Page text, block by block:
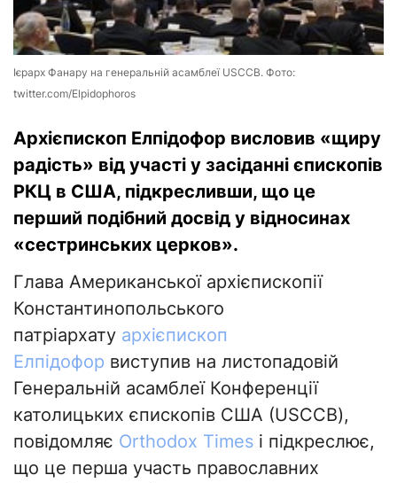
Ієрарх Фанару на генеральній асамблеї USCCB. Фото:
twitter.com/Elpidophoros
Архієпископ Елпідофор висловив «щиру
радість» від участі у засіданні єпископів
РКЦ в США, підкресливши, що це
перший подібний досвід у відносинах
«сестринських церков».
Глава Американської архієпископії
Константинопольського
патріархату архієпископ
Елпідофор виступив на листопадовій
Генеральній асамблеї Конференції
католицьких єпископів США (USCCB),
повідомляє Orthodox Times і підкреслює,
що це перша участь православних